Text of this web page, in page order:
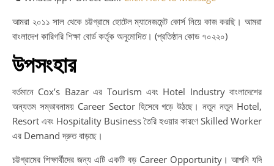
আমরা ২০১১ সাল থেকে চট্টগ্রামে হোটেল ম্যানেজমেন্ট কোর্স নিয়ে কাজ করছি। আমরা
বাংলাদেশ কারিগরি শিক্ষা বোর্ড কর্তৃক অনুমোদিত। (প্রতিষ্ঠান কোড ৭০২২০)
উপসংহার
বর্তমানে Cox’s Bazar এর Tourism এবং Hotel Industry বাংলাদেশের
অন্যতম সম্ভাবনাময় Career Sector হিসেবে গড়ে উঠছে। নতুন নতুন Hotel,
Resort এবং Hospitality Business তৈরি হওয়ার কারণে Skilled Worker
এর Demand দ্রুত বাড়ছে।
চট্টগ্রামের শিক্ষার্থীদের জন্য এটি একটি বড় Career Opportunity। আপনি যদি